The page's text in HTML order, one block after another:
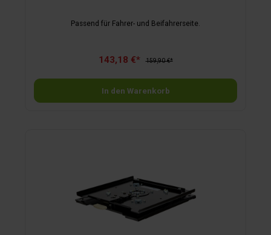
Passend für Fahrer- und Beifahrerseite.
143,18 €* 159,90 €*
In den Warenkorb